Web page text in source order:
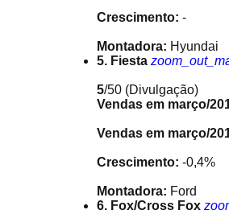
Crescimento: -
Montadora: Hyundai
5. Fiesta
5/50 (Divulgação)
Vendas em março/
Vendas em março/
Crescimento: -0,4%
Montadora: Ford
6. Fox/Cross Fox